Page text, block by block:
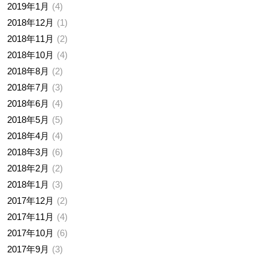
2019年1月
4
2018年12月
1
2018年11月
2
2018年10月
4
2018年8月
2
2018年7月
3
2018年6月
4
2018年5月
5
2018年4月
4
2018年3月
6
2018年2月
2
2018年1月
3
2017年12月
2
2017年11月
4
2017年10月
6
2017年9月
3